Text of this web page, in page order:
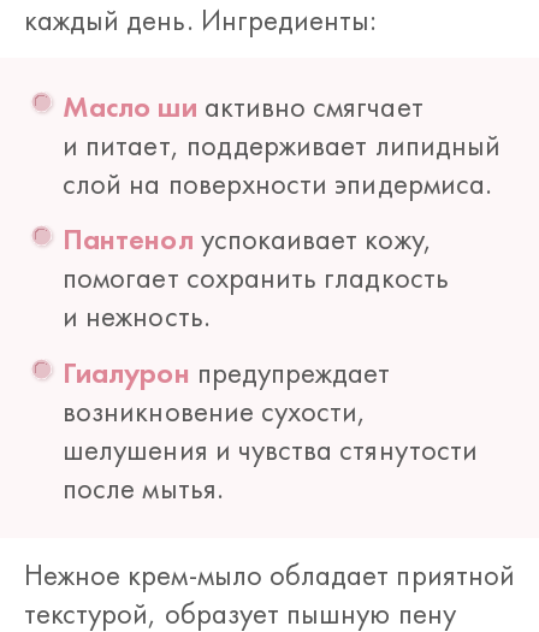
каждый день. Ингредиенты:
Масло ши активно смягчает
и питает, поддерживает липидный
слой на поверхности эпидермиса.
Пантенол успокаивает кожу,
помогает сохранить гладкость
и нежность.
Гиалурон предупреждает
возникновение сухости,
шелушения и чувства стянутости
после мытья.
Нежное крем-мыло обладает приятной
текстурой, образует пышную пену